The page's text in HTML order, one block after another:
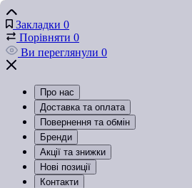
Закладки 0
Порівняти 0
Ви переглянули 0
Про нас
Доставка та оплата
Повернення та обмін
Бренди
Акції та знижки
Нові позиції
Контакти